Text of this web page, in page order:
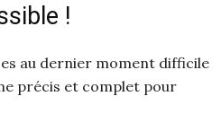
!
au dernier moment difficile
précis et complet pour